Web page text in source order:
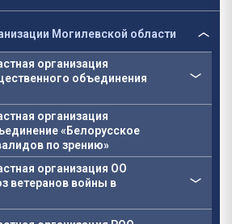
Могилевской области
организация
объединения
организация
«Белорусское
по зрению»
организация ОО
ветеранов войны в